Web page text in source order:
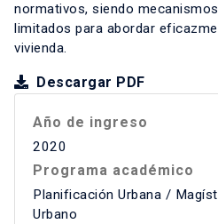
normativos, siendo
limitados para abordar
vivienda.
Descargar PDF
Año de ingreso
2020
Programa académico
Planificación Urbana /
Urbano